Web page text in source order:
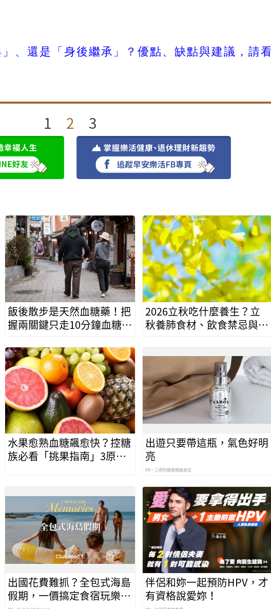
、還是「身後繼承」？優點、缺點與建議，請看
1 2 3
飯後散步是天然血糖藥！把
握兩關鍵只走10分鐘血糖降
2026立秋吃什麼養生？立
秋養肺食材、飲食禁忌與防
水果愈熟血糖飆愈快？控糖
族必看「挑果指南」3原則
出遊只要帶這瓶，氣色好明
亮
PR・三得利健康網路商店
出國花費難抓？全包式海島
假期，一價搞定食宿玩樂，
伴侶和妳一起預防HPV，才
有資格說愛妳！